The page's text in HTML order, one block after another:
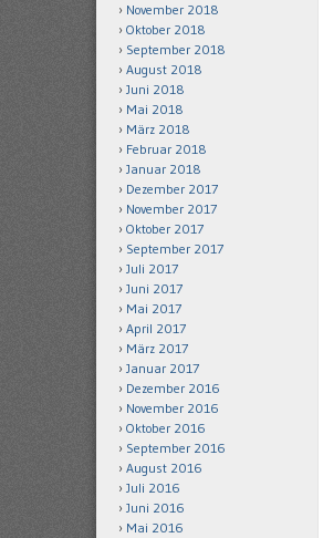
November 2018
Oktober 2018
September 2018
August 2018
Juni 2018
Mai 2018
März 2018
Februar 2018
Januar 2018
Dezember 2017
November 2017
Oktober 2017
September 2017
Juli 2017
Juni 2017
Mai 2017
April 2017
März 2017
Januar 2017
Dezember 2016
November 2016
Oktober 2016
September 2016
August 2016
Juli 2016
Juni 2016
Mai 2016